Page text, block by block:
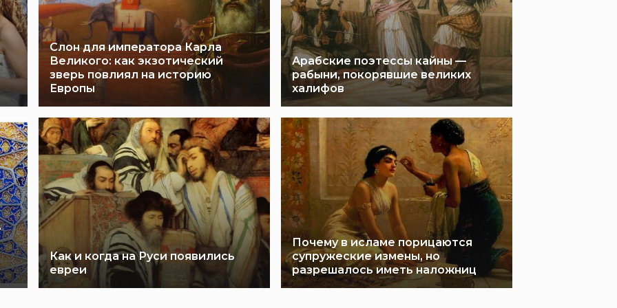
Слон для императора Карла
Великого: как экзотический
зверь повлиял на историю
Европы
Арабские поэтессы кайны —
рабыни, покорявшие великих
халифов
Как и когда на Руси появились
евреи
Почему в исламе порицаются
супружеские измены, но
разрешалось иметь наложниц